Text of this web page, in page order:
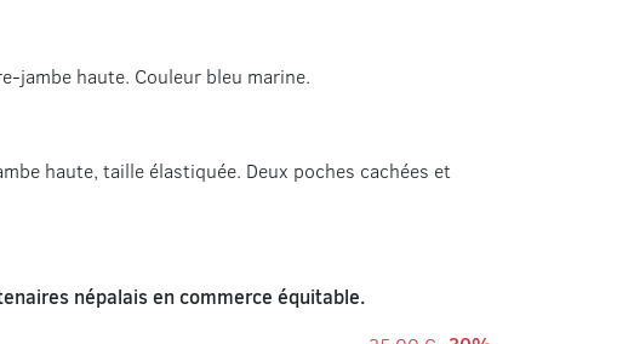
jambe haute. Couleur bleu marine.
haute, taille élastiquée. Deux poches cachées et
népalais en commerce équitable.